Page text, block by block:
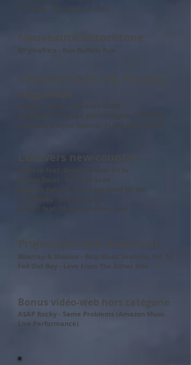
Corneille - Nouveau pouvoir
Nouveauté autochtone
Mi'gmafrica - Run Buffalo Run
Geolier & Shiva feat. Michelangelo - MONDAY
Quevedo & Myke Towers - PLAYA DEL INGLÉS
L'univers new-country
Skilteck feat. Doug St-Louis- All In
Jordan Davis - No Time Soon
Meghan Patrick - She's No Good for Me
Projections Erik Arsenault
Bizarrap & Shakira - Bzrp Music Sessions, Vol. 53
Fall Out Boy - Love From The Other Side
Bonus vidéo-web hors catégorie
A$AP Rocky - Same Problems (Amazon Music
Live Performance)